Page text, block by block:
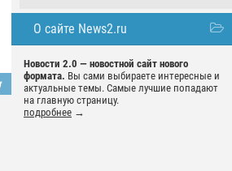
О сайте News2.ru
Новости 2.0 — новостной сайт нового
формата. Вы сами выбираете интересные и
актуальные темы. Самые лучшие попадают
на главную страницу.
подробнее →